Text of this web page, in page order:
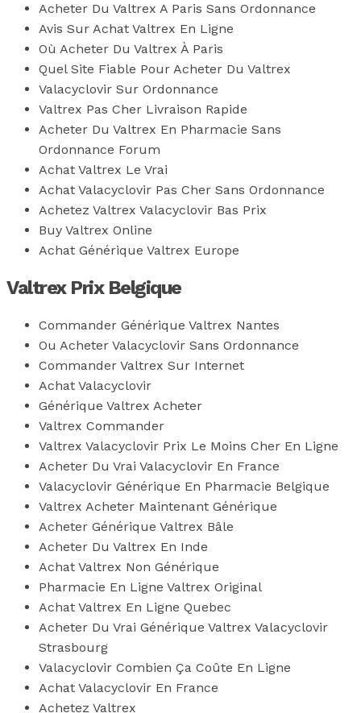
Acheter Du Valtrex A Paris Sans Ordonnance
Avis Sur Achat Valtrex En Ligne
Où Acheter Du Valtrex À Paris
Quel Site Fiable Pour Acheter Du Valtrex
Valacyclovir Sur Ordonnance
Valtrex Pas Cher Livraison Rapide
Acheter Du Valtrex En Pharmacie Sans
Ordonnance Forum
Achat Valtrex Le Vrai
Achat Valacyclovir Pas Cher Sans Ordonnance
Achetez Valtrex Valacyclovir Bas Prix
Buy Valtrex Online
Achat Générique Valtrex Europe
Valtrex Prix Belgique
Commander Générique Valtrex Nantes
Ou Acheter Valacyclovir Sans Ordonnance
Commander Valtrex Sur Internet
Achat Valacyclovir
Générique Valtrex Acheter
Valtrex Commander
Valtrex Valacyclovir Prix Le Moins Cher En Ligne
Acheter Du Vrai Valacyclovir En France
Valacyclovir Générique En Pharmacie Belgique
Valtrex Acheter Maintenant Générique
Acheter Générique Valtrex Bâle
Acheter Du Valtrex En Inde
Achat Valtrex Non Générique
Pharmacie En Ligne Valtrex Original
Achat Valtrex En Ligne Quebec
Acheter Du Vrai Générique Valtrex Valacyclovir
Strasbourg
Valacyclovir Combien Ça Coûte En Ligne
Achat Valacyclovir En France
Achetez Valtrex